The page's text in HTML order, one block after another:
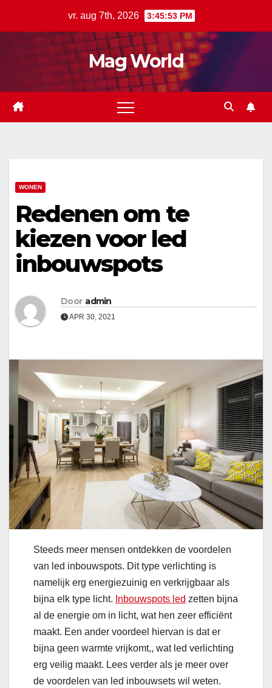
vr. aug 7th, 2026 3:45:54 PM
Mag World
WONEN
Redenen om te
kiezen voor led
inbouwspots
Door admin
APR 30, 2021
Steeds meer mensen ontdekken de voordelen
van led inbouwspots. Dit type verlichting is
namelijk erg energiezuinig en verkrijgbaar als
bijna elk type licht. Inbouwspots led zetten bijna
al de energie om in licht, wat hen zeer efficiënt
maakt. Een ander voordeel hiervan is dat er
bijna geen warmte vrijkomt,, wat led verlichting
erg veilig maakt. Lees verder als je meer over
de voordelen van led inbouwsets wil weten.